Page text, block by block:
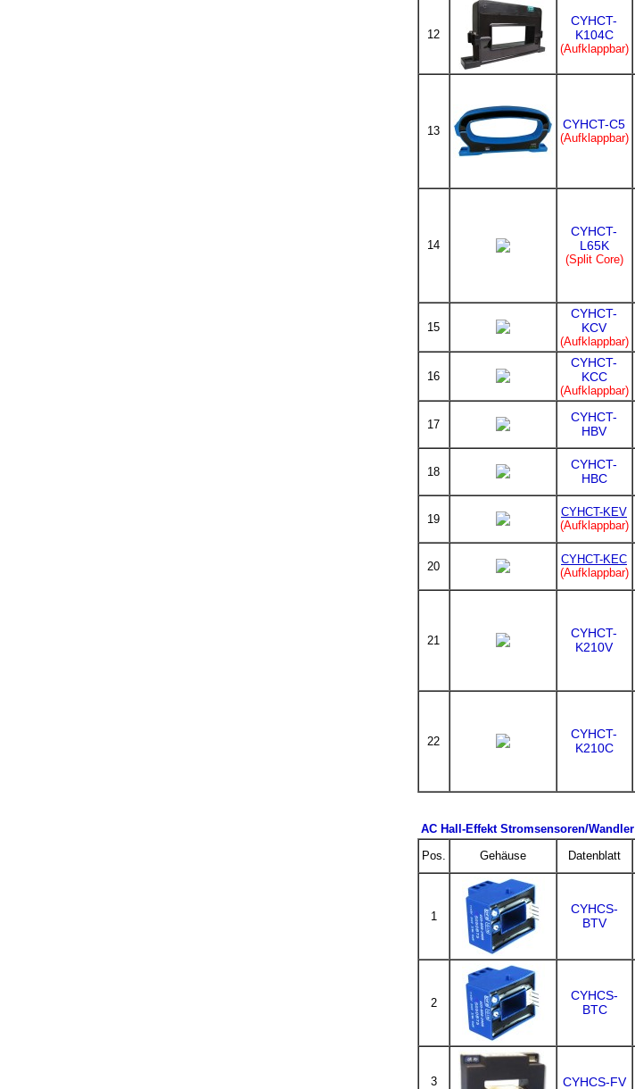
12
CYHCT-
K104C
(Aufklappbar)
13 CYHCT-C5
(Aufklappbar)
14
CYHCT-
L65K
(Split Core)
15
CYHCT-
KCV
(Aufklappbar)
16
CYHCT-
KCC
(Aufklappbar)
17
CYHCT-
HBV
18
CYHCT-
HBC
19
CYHCT-KEV
(Aufklappbar)
20
CYHCT-KEC
(Aufklappbar)
21
CYHCT-
K210V
22
CYHCT-
K210C
AC Hall-Effekt Stromsensoren/Wandler
Pos.
Gehäuse Datenblatt
1
CYHCS-
BTV
2
CYHCS-
BTC
3 CYHCS-FV